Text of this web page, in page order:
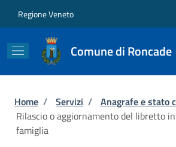
Regione Veneto
Comune di Roncade
Briciole di pane
Home / Servizi / Anagrafe e stato
Rilascio o aggiornamento del libretto
famiglia